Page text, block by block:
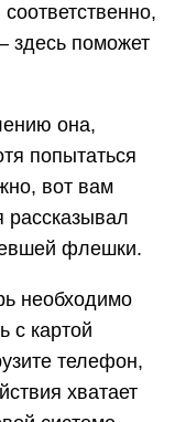
здесь поможет
она,
попытаться
вот вам
рассказывал
флешки.
необходимо
с картой
телефон,
хватает